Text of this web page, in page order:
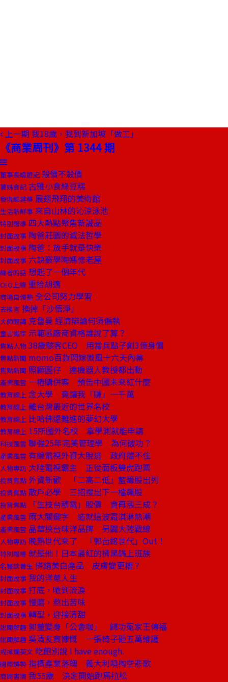
上一期 我18歲，我到新加坡「做工」
《商業周刊》第 1344 期
董事長嬉遊記 殺價不殺價
饕姊食記 古雅小食綠豆糕
發現酷建築 展翅飛翔的美術館
生活新鮮事 來自山林的沁涼泳池
特別報導 四大熱點聚焦新誠品
封面故事 陶爸莊園的減法哲學
封面故事 陶爸：放手就是快樂
封面故事 六訣竅學陶媽修老屋
編者的話 想起了一個年代
CEO上線 重拾胡適
商場自慢塾 全公司努力學習
去梯言 換掉「沙悟淨」
大師開講 克魯曼 經濟辯論何須偏執
童言識李 示範區廠商資格誰說了算？
焦點人物 38歲駭客CEO 用當兵點子創3億身價
焦點新聞 momo百貨閃嫁微風十六天內幕
焦點新聞 照顧圓仔 連機器人教授都出動
產業風雲 一樁購併案 預告中國未來紅什麼
教育線上 念大學 竟讓我「賺」一千萬
教育線上 離台灣最近的世界名校
教育線上 比哈佛還難進的夢幻大學
教育線上 15所國外名校 拿學測就能申請
科技風雲 聯強25年完美管理學 為何破功？
產業風雲 有線電視外資大脫逃 政府擋不住
人物專訪 大陸電視霸主 正從面板雙虎跑票
投資焦點 外資新歡 「二高二低」藍籌股出列
投資焦點 散戶必學 三招搜出下一檔飆股
投資焦點 「生技台積電」股價 會再漲三成？
產業風雲 兩大關鍵字 造就這波霜淇淋熱潮
產業風雲 晶華挾台味洋品牌 另闢大陸戰線
人物專訪 晚熟世代來了 「郭台銘世代」Out！
特別報導 就是他！日本最紅的揹黑鍋上班族
名醫談養生 搽錯美白產品 皮膚變更糟？
封面故事 我的洋蔥人生
封面故事 打底，嗆到流淚
封面故事 慢磨，熬出苦味
封面故事 轉型，迎接清甜
說聞解趣 郭董變身「公會咖」 歸功冤家王傳福
說聞解趣 吳清友真慷慨 一張椅子砸五萬維護
戒掉爛英文 吃飽別說 I have enough.
國際趨勢 指標產業落魄 義大利唱掏空悲歌
商周書摘 我55歲 決定開始跑馬拉松